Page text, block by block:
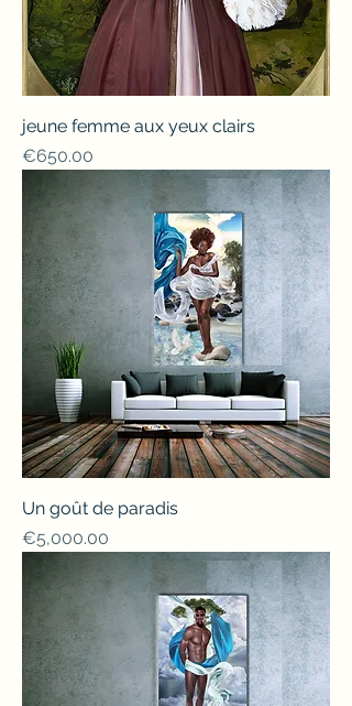
jeune femme aux yeux clairs
Price
€650.00
Un goût de paradis
Price
€5,000.00